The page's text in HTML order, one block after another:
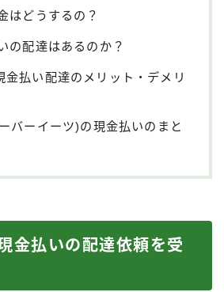
はどうするの？
の配達はあるのか？
払い配達のメリット・デメリ
バーイーツ)の現金払いのまと
金払いの配達依頼を受